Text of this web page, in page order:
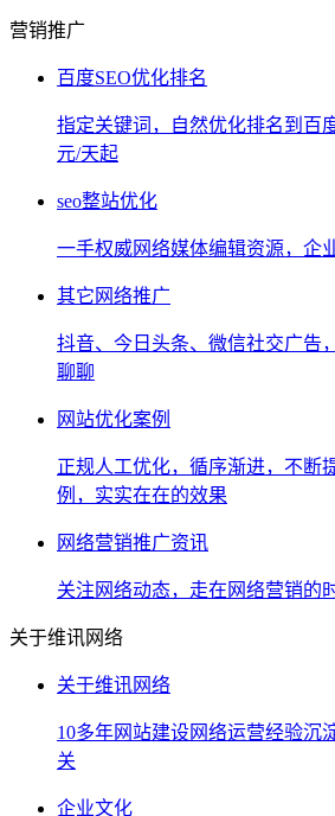
营销推广
百度SEO优化排名
指定关键词，自然优化排名到百
元/天起
seo整站优化
一手权威网络媒体编辑资源，企
其它网络推广
抖音、今日头条、微信社交广告
聊聊
网站优化案例
正规人工优化，循序渐进，不断
例，实实在在的效果
网络营销推广资讯
关注网络动态，走在网络营销的
关于维讯网络
关于维讯网络
10多年网站建设网络运营经验沉
关
企业文化